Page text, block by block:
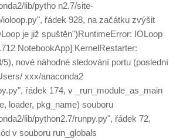
lib/pytho n2.7/site-
ioloop.py", řádek 928, na začátku zvýšit
je již spuštěn")RuntimeError: IOLoop
NotebookApp] KernelRestarter:
5), nové náhodné sledování portu (poslední
xxx/anaconda2
řádek 174, v _run_module_as_main
loader, pkg_name) souboru
lib/python2.7/runpy.py", řádek 72,
v souboru run_globals